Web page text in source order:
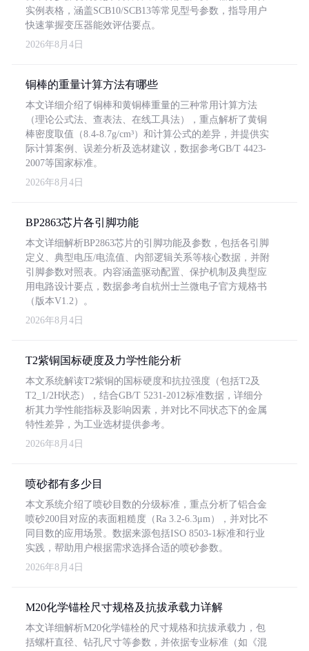
实例表格，涵盖SCB10/SCB13等常见型号参数，指导用户
快速掌握变压器能效评估要点。
2026年8月4日
铜棒的重量计算方法有哪些
本文详细介绍了铜棒和黄铜棒重量的三种常用计算方法
（理论公式法、查表法、在线工具法），重点解析了黄铜
棒密度取值（8.4-8.7g/cm³）和计算公式的差异，并提供实
际计算案例、误差分析及选材建议，数据参考GB/T 4423-
2007等国家标准。
2026年8月4日
BP2863芯片各引脚功能
本文详细解析BP2863芯片的引脚功能及参数，包括各引脚
定义、典型电压/电流值、内部逻辑关系等核心数据，并附
引脚参数对照表。内容涵盖驱动配置、保护机制及典型应
用电路设计要点，数据参考自杭州士兰微电子官方规格书
（版本V1.2）。
2026年8月4日
T2紫铜国标硬度及力学性能分析
本文系统解读T2紫铜的国标硬度和抗拉强度（包括T2及
T2_1/2H状态），结合GB/T 5231-2012标准数据，详细分
析其力学性能指标及影响因素，并对比不同状态下的金属
特性差异，为工业选材提供参考。
2026年8月4日
喷砂都有多少目
本文系统介绍了喷砂目数的分级标准，重点分析了铝合金
喷砂200目对应的表面粗糙度（Ra 3.2-6.3μm），并对比不
同目数的应用场景。数据来源包括ISO 8503-1标准和行业
实践，帮助用户根据需求选择合适的喷砂参数。
2026年8月4日
M20化学锚栓尺寸规格及抗拔承载力详解
本文详细解析M20化学锚栓的尺寸规格和抗拔承载力，包
括螺杆直径、钻孔尺寸等参数，并依据专业标准（如《混